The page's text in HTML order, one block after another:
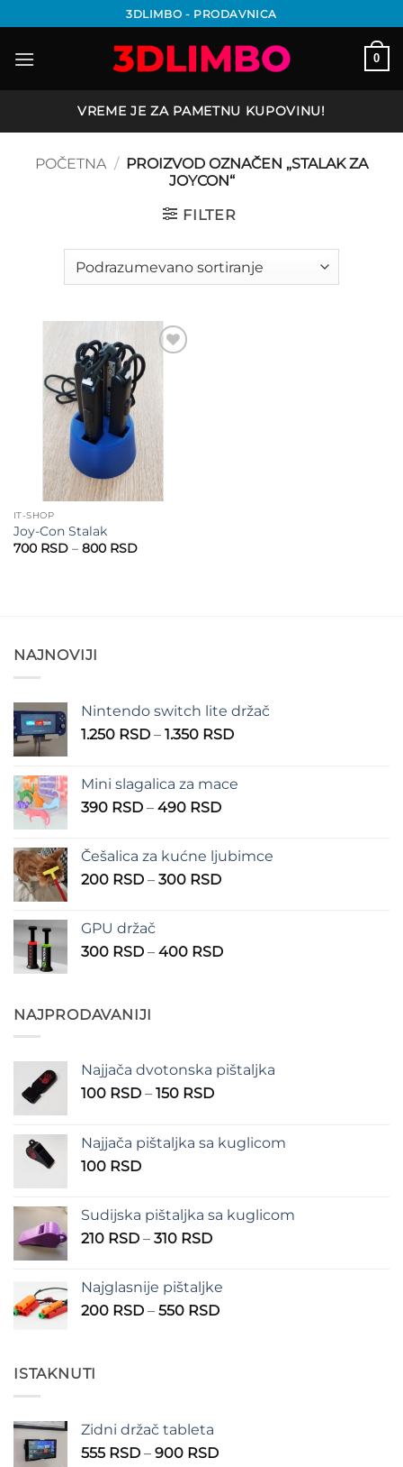
na
sadržaj
3DLIMBO - PRODAVNICA
0
VREME JE ZA PAMETNU KUPOVINU!
POČETNA / PROIZVOD OZNAČEN „STALAK ZA
JOYCON“
FILTER
Add to
wishlist
IT-SHOP
Joy-Con Stalak
700 RSD – 800 RSDRaspon
NAJNOVIJI
Nintendo switch lite držač
1.250 RSD – 1.350 RSDRaspon
1.250 RSD
Mini slagalica za mace
390 RSD – 490 RSDRaspon
390 RSD
do
Češalica za kućne ljubimce
200 RSD – 300 RSDRaspon
do
GPU držač
300 RSD – 400 RSDRaspon
NAJPRODAVANIJI
Najjača dvotonska pištaljka
100 RSD – 150 RSDRaspon
100 RSD
Najjača pištaljka sa kuglicom
100 RSD
Sudijska pištaljka sa kuglicom
210 RSD – 310 RSDRaspon
210 RSD
do
Najglasnije pištaljke
200 RSD – 550 RSDRaspon
ISTAKNUTI
Zidni držač tableta
555 RSD – 900 RSDRaspon